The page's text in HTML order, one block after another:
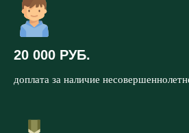
20 000 РУБ.
доплата за наличие